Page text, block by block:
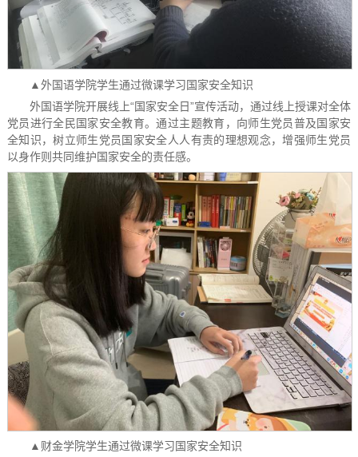
▲外国语学院学生通过微课学习国家安全知识
外国语学院开展线上“国家安全日”宣传活动，通过线上授课对全体
党员进行全民国家安全教育。通过主题教育，向师生党员普及国家安
全知识，树立师生党员国家安全人人有责的理想观念，增强师生党员
以身作则共同维护国家安全的责任感。
▲财金学院学生通过微课学习国家安全知识